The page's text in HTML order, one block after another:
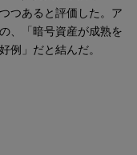
つあると評価した。ア
、「暗号資産が成熟を
例」だと結んだ。